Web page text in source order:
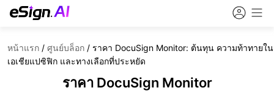
หน้าแรก / ศูนย์บล็อก / ราคา DocuSign Monitor: ต้นทุน ความท้าทายใน
เอเชียแปซิฟิก และทางเลือกที่ประหยัด
ราคา DocuSign Monitor